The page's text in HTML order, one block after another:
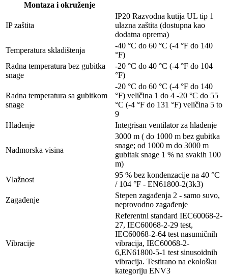
Montaza i okruženje
IP zaštita
IP20 Razvodna kutija UL tip 1
ulazna zaštita (dostupna kao
dodatna oprema)
Temperatura skladištenja
-40 °C do 60 °C (-4 °F do 140
°F)
Radna temperatura bez gubitka
snage
-20 °C do 40 °C (-4 °F do 104
°F)
Radna temperatura sa gubitkom
snage
-20 °C do 60 °C (-4 °F do 140
°F) veličina 1 do 4 -20 °C do 55
°C (-4 °F do 131 °F) veličina 5 to
9
Hlađenje
Integrisan ventilator za hlađenje
Nadmorska visina
3000 m ( do 1000 m bez gubitka
snage; od 1000 m do 3000 m
gubitak snage 1 % na svakih 100
m)
Vlažnost
95 % bez kondenzacije na 40 °C
/ 104 °F - EN61800-2(3k3)
Zagađenje
Stepen zagađenja 2 - samo suvo,
neprovodno zagađenje
Vibracije
Referentni standard IEC60068-2-
27, IEC60068-2-29 test,
IEC60068-2-64 test nasumičnih
vibracija, IEC60068-2-
6,EN61800-5-1 test sinusoidnih
vibracija. Testirano na ekološku
kategoriju ENV3